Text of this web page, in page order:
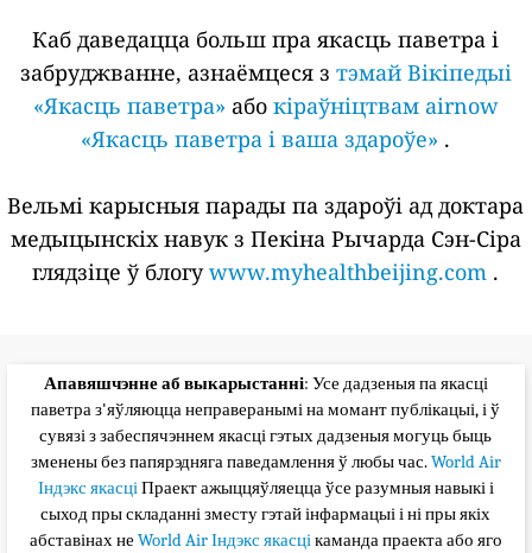
Каб даведацца больш пра якасць паветра і
забруджванне, азнаёмцеся з тэмай Вікіпедыі
«Якасць паветра» або кіраўніцтвам airnow
«Якасць паветра і ваша здароўе» .
Вельмі карысныя парады па здароўі ад доктара
медыцынскіх навук з Пекіна Рычарда Сэн-Сіра
глядзіце ў блогуwww.myhealthbeijing.com .
Апавяшчэнне аб выкарыстанні: Усе дадзеныя па якасці
паветра з'яўляюцца неправеранымі на момант публікацыі, і ў
сувязі з забеспячэннем якасці гэтых дадзеныя могуць быць
зменены без папярэдняга паведамлення ў любы час.World Air
Індэкс якасці Праект ажыццяўляецца ўсе разумныя навыкі і
сыход пры складанні зместу гэтай інфармацыі і ні пры якіх
абставінах не World Air Індэкс якасці каманда праекта або яго